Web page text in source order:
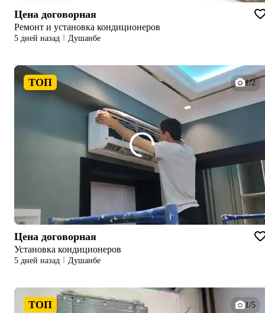
Цена договорная
Ремонт и установка кондиционеров
5 дней назад Душанбе
ТОП 1/2
Цена договорная
Установка кондиционеров
5 дней назад Душанбе
ТОП 1/5